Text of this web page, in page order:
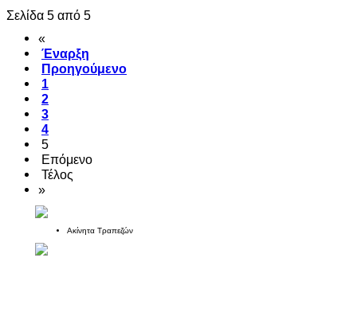
Σελίδα 5 από 5
«
Έναρξη
Προηγούμενο
1
2
3
4
5
Επόμενο
Τέλος
»
Ακίνητα Τραπεζών